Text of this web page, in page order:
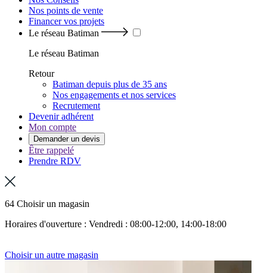
Nos points de vente
Financer vos projets
Le réseau Batiman
Le réseau Batiman
Retour
Batiman depuis plus de 35 ans
Nos engagements et nos services
Recrutement
Devenir adhérent
Mon compte
Demander un devis
Être rappelé
Prendre RDV
64 Choisir un magasin
Horaires d'ouverture : Vendredi : 08:00-12:00, 14:00-18:00
Choisir un autre magasin